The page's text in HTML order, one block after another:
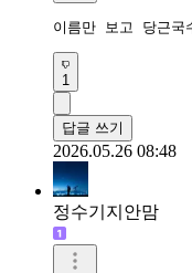
이름만 보고 당근
1
답글 쓰기
2026.05.26 08:48
정수기지안맘